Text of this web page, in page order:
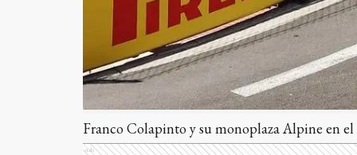
Franco Colapinto y su monoplaza Alpine en
Ads